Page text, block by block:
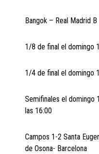
Bangok – Real Madrid
1/8 de final el domingo
1/4 de final el domingo
Semifinales el domingo
las 16:00
Campos 1-2 Santa
de Osona- Barcelona